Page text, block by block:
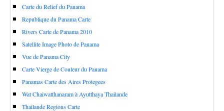
Carte du Relief du Panama
Republique du Panama Carte
Rivers Carte de Panama 2010
Satellite Image Photo de Panama
Vue de Panama City
Carte Vierge de Couleur du Panama
Panamas Carte des Aires Protegees
Wat Chaiwatthanaram à Ayutthaya Thailande
Thailande Regions Carte